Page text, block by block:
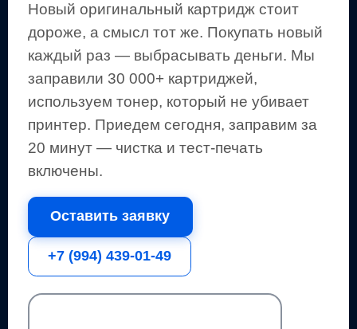
Новый оригинальный картридж стоит
дороже, а смысл тот же. Покупать новый
каждый раз — выбрасывать деньги. Мы
заправили 30 000+ картриджей,
используем тонер, который не убивает
принтер. Приедем сегодня, заправим за
20 минут — чистка и тест-печать
включены.
Оставить заявку
+7 (994) 439-01-49